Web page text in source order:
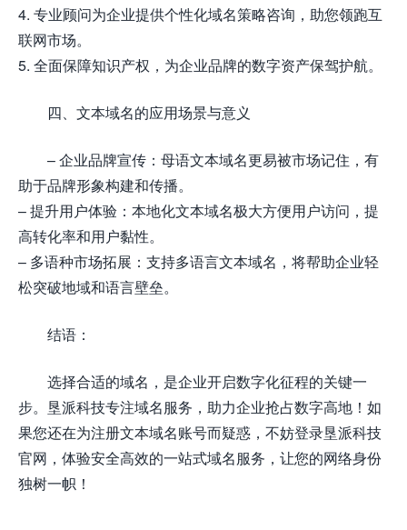
4. 专业顾问为企业提供个性化域名策略咨询，助您领跑互
联网市场。
5. 全面保障知识产权，为企业品牌的数字资产保驾护航。
四、文本域名的应用场景与意义
– 企业品牌宣传：母语文本域名更易被市场记住，有
助于品牌形象构建和传播。
– 提升用户体验：本地化文本域名极大方便用户访问，提
高转化率和用户黏性。
– 多语种市场拓展：支持多语言文本域名，将帮助企业轻
松突破地域和语言壁垒。
结语：
选择合适的域名，是企业开启数字化征程的关键一
步。垦派科技专注域名服务，助力企业抢占数字高地！如
果您还在为注册文本域名账号而疑惑，不妨登录垦派科技
官网，体验安全高效的一站式域名服务，让您的网络身份
独树一帜！